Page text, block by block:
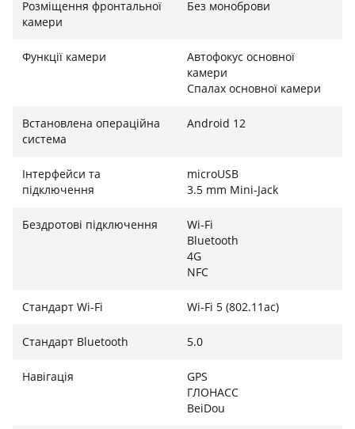
Розміщення фронтальної
камери
Без моноброви
Функції камери
Автофокус основної
камери
Спалах основної камери
Встановлена ​​операційна
система
Android 12
Інтерфейси та
підключення
microUSB
3.5 mm Mini-Jack
Бездротові підключення
Wi-Fi
Bluetooth
4G
NFC
Стандарт Wi-Fi Wi-Fi 5 (802.11ac)
Стандарт Bluetooth 5.0
Навігація
GPS
ГЛОНАСС
BeiDou